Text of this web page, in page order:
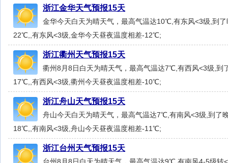
浙江金华天气预报15天
金华今天白天为晴天气，最高气温达10℃,有东风<3级,到
22℃,,有东风<3级,金华今天昼夜温度相差-12℃;
浙江衢州天气预报15天
衢州8月8日白天为晴天气，最高气温达7℃,有西风<3级,到
17℃,,有西风<3级,衢州今天昼夜温度相差-10℃;
浙江舟山天气预报15天
舟山今天白天为晴天气，最高气温达7℃,有南风<3级,到了
18℃,,有南风<3级,舟山今天昼夜温度相差-11℃;
浙江台州天气预报15天